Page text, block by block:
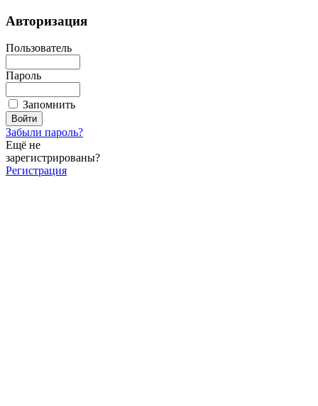
Авторизация
Пользователь
Пароль
Запомнить
Забыли пароль?
Ещё не
зарегистрированы?
Регистрация